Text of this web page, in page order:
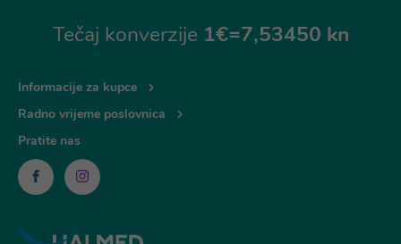
Tečaj konverzije 1€=7,53450 kn
Informacije za kupce
Radno vrijeme poslovnica
Pratite nas